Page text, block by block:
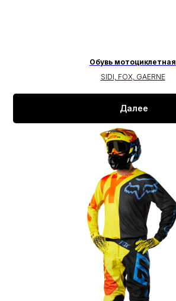
Обувь мотоциклетная
SIDI, FOX, GAERNE
Далее